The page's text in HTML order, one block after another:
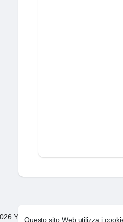
Questo sito Web utilizza i
You Too Social Network ·